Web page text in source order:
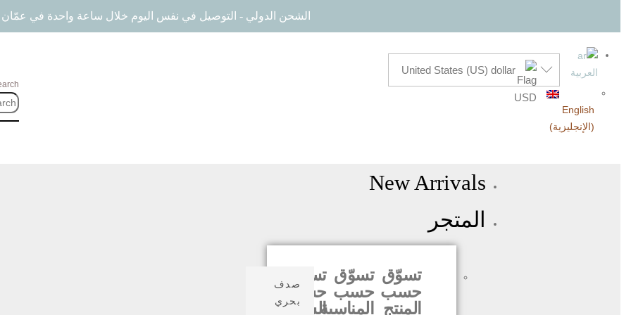
الشحن الدولي - التوصيل في نفس اليوم خلال ساعة واحدة في عمّان
العربية
English
(الإنجليزية)
United States (US) dollar
New Arrivals
المتجر
تسوّق
حسب
المنتج
تسوّق
حسب
المناسبة
تسوّق
حسب
السعر
صدف
بحري